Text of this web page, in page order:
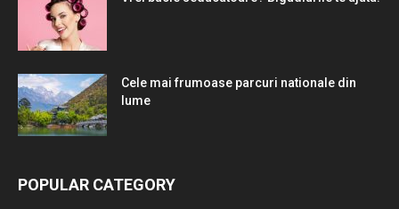
Cele mai frumoase parcuri nationale din
lume
POPULAR CATEGORY